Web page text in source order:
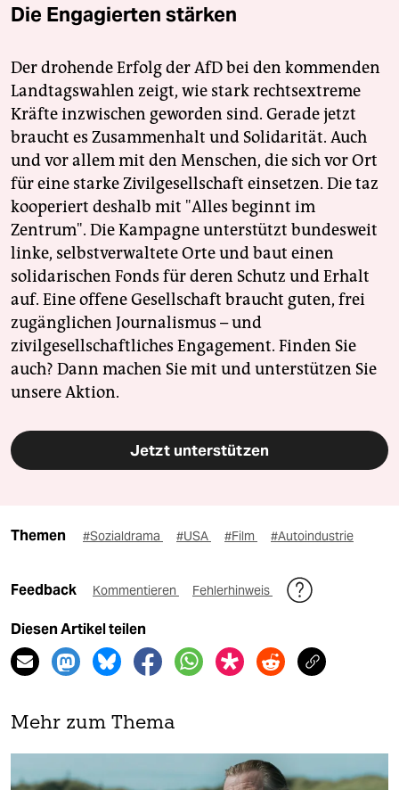
Die Engagierten stärken
Der drohende Erfolg der AfD bei den kommenden
Landtagswahlen zeigt, wie stark rechtsextreme
Kräfte inzwischen geworden sind. Gerade jetzt
braucht es Zusammenhalt und Solidarität. Auch
und vor allem mit den Menschen, die sich vor Ort
für eine starke Zivilgesellschaft einsetzen. Die taz
kooperiert deshalb mit "Alles beginnt im
Zentrum". Die Kampagne unterstützt bundesweit
linke, selbstverwaltete Orte und baut einen
solidarischen Fonds für deren Schutz und Erhalt
auf. Eine offene Gesellschaft braucht guten, frei
zugänglichen Journalismus – und
zivilgesellschaftliches Engagement. Finden Sie
auch? Dann machen Sie mit und unterstützen Sie
unsere Aktion.
Jetzt unterstützen
Themen #Sozialdrama #USA #Film #Autoindustrie
Feedback Kommentieren Fehlerhinweis
Diesen Artikel teilen
Mehr zum Thema